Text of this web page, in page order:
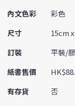
內文色彩
彩色
尺寸
15cm
訂裝
平裝/
紙書售價
有存貨
否